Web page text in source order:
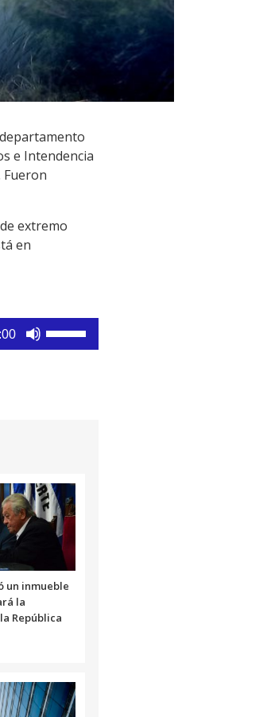
e Intendencia
Fueron
extremo
en
disminuir
el
volumen.
un inmueble
la
República